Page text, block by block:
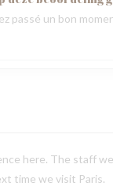
passé un bon
here. The staff
time we visit Paris.